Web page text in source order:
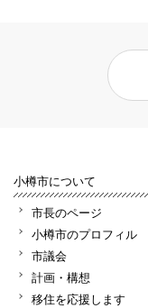
小樽市について
市長のページ
小樽市のプロフィル
市議会
計画・構想
移住を応援します